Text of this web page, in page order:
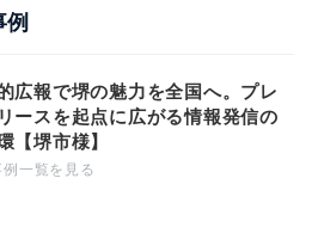
広報で堺の魅力を全国へ。プレ
ースを起点に広がる情報発信の
【堺市様】
一覧を見る